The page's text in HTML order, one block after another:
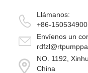
Llámanos:
+86-
Envíenos un
NO. 1192,
China